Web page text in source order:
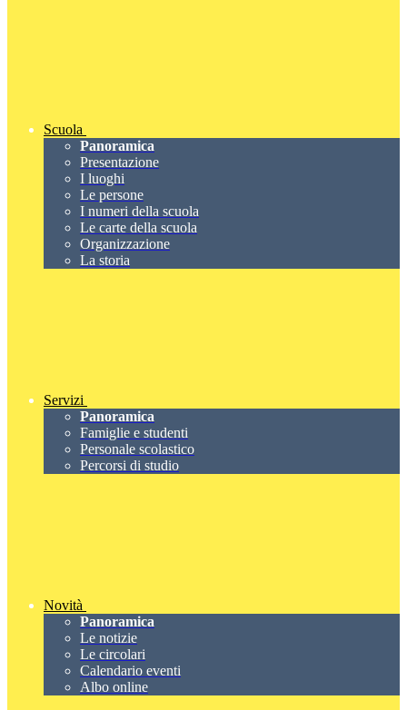
Scuola
Panoramica
Presentazione
I luoghi
Le persone
I numeri della scuola
Le carte della scuola
Organizzazione
La storia
Servizi
Panoramica
Famiglie e studenti
Personale scolastico
Percorsi di studio
Novità
Panoramica
Le notizie
Le circolari
Calendario eventi
Albo online